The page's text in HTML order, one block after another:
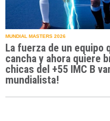
MUNDIAL MASTERS 2026
La fuerza de un equipo
cancha y ahora quiere
chicas del +55 IMC B
mundialista!